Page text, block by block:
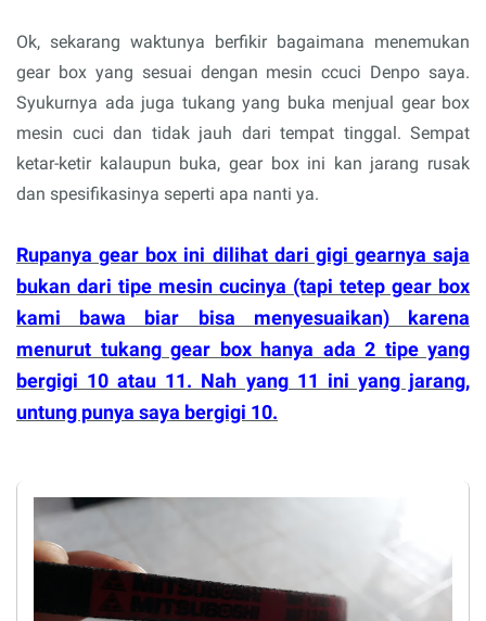
Ok, sekarang waktunya berfikir bagaimana menemukan
gear box yang sesuai dengan mesin ccuci Denpo saya.
Syukurnya ada juga tukang yang buka menjual gear box
mesin cuci dan tidak jauh dari tempat tinggal. Sempat
ketar-ketir kalaupun buka, gear box ini kan jarang rusak
dan spesifikasinya seperti apa nanti ya.
Rupanya gear box ini dilihat dari gigi gearnya saja
bukan dari tipe mesin cucinya (tapi tetep gear box
kami bawa biar bisa menyesuaikan) karena
menurut tukang gear box hanya ada 2 tipe yang
bergigi 10 atau 11. Nah yang 11 ini yang jarang,
untung punya saya bergigi 10.